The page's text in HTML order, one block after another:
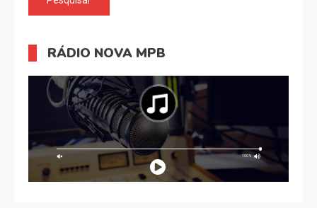
RÁDIO NOVA MPB